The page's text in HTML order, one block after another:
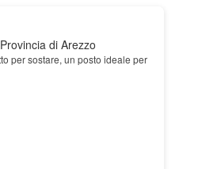
di Arezzo
per sostare, un posto ideale per